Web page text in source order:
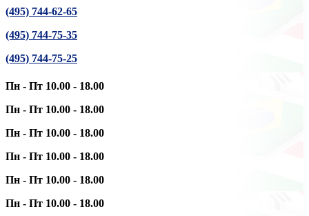
(495) 744-62-65
(495) 744-75-35
(495) 744-75-25
Пн - Пт 10.00 - 18.00
Пн - Пт 10.00 - 18.00
Пн - Пт 10.00 - 18.00
Пн - Пт 10.00 - 18.00
Пн - Пт 10.00 - 18.00
Пн - Пт 10.00 - 18.00